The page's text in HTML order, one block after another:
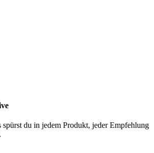
spürst du in jedem Produkt, jeder Empfehlung